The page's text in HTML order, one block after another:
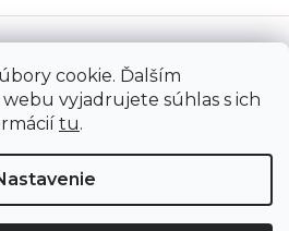
cookie. Ďalším
vyjadrujete súhlas s ich
tu.
cookies